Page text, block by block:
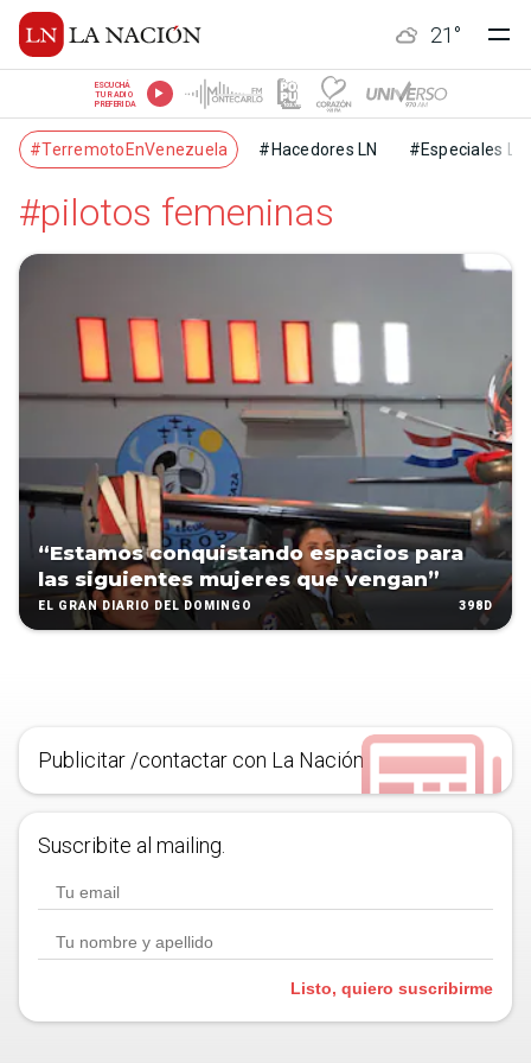
21 °
ESCUCHÁ
TU RADIO
PREFERIDA
#TerremotoEnVenezuela #Hacedores LN #Especiales LN
#pilotos femeninas
“Estamos conquistando espacios para
las siguientes mujeres que vengan”
EL GRAN DIARIO DEL DOMINGO 398D
Publicitar /contactar con La Nación
Suscribite al mailing.
Listo, quiero suscribirme